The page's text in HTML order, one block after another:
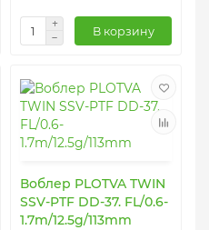
В корзину
Воблер PLOTVA TWIN
SSV-PTF DD-37. FL/0.6-
1.7m/12.5g/113mm